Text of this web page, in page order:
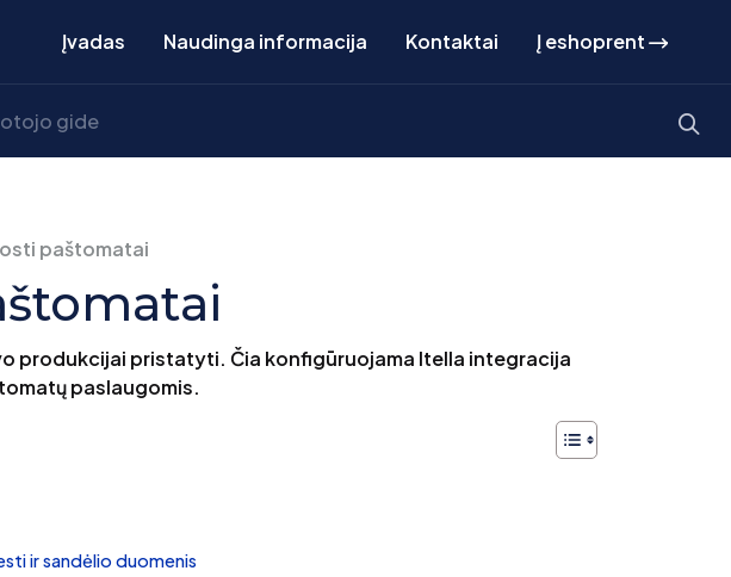
Įvadas Naudinga informacija Kontaktai Į eshoprent
paštomatai
produkcijai pristatyti. Čia konfigūruojama Itella integracija
paslaugomis.
ir sandėlio duomenis